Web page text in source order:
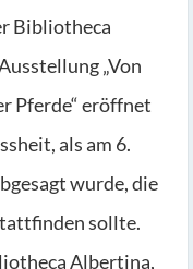
Bibliotheca
„Von
Pferde“ eröffnet
als am 6.
wurde, die
sollte.
Albertina,